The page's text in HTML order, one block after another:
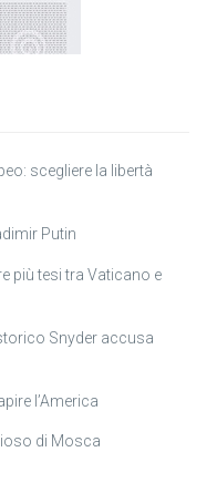
scegliere la libertà
Putin
più tesi tra Vaticano e
Snyder accusa
l’America
di Mosca